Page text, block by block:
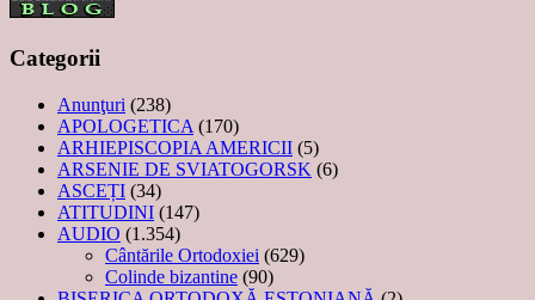
Categorii
Anunţuri (238)
APOLOGETICA (170)
ARHIEPISCOPIA AMERICII (5)
ARSENIE DE SVIATOGORSK (6)
ASCEȚI (34)
ATITUDINI (147)
AUDIO (1.354)
Cântările Ortodoxiei (629)
Colinde bizantine (90)